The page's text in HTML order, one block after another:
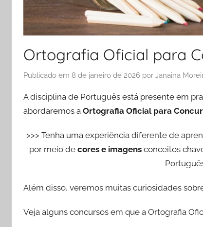
Ortografia Oficial para
Publicado em 8 de janeiro de 2026 por Janaina
A disciplina de Português está presente em
abordaremos a Ortografia Oficial para
>>> Tenha uma experiência diferente de
por meio de cores e imagensconceitos
Além disso, veremos muitas curiosidades
Veja alguns concursos em que a Ortografia